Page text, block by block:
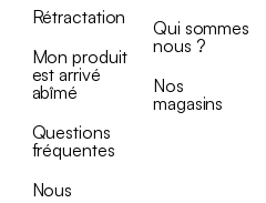
Rétractation
Mon produit
est arrivé
abîmé
Questions
fréquentes
Nous
Qui sommes
nous ?
Nos
magasins